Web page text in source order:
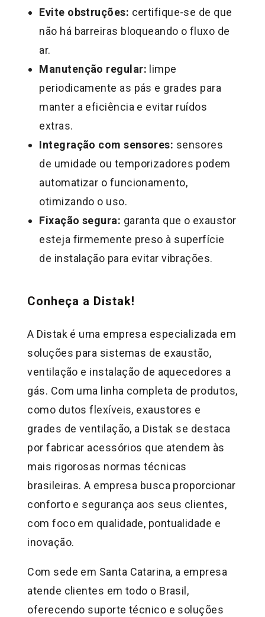
Evite obstruções: certifique-se de que
não há barreiras bloqueando o fluxo de
ar.
Manutenção regular: limpe
periodicamente as pás e grades para
manter a eficiência e evitar ruídos
extras.
Integração com sensores: sensores
de umidade ou temporizadores podem
automatizar o funcionamento,
otimizando o uso.
Fixação segura: garanta que o exaustor
esteja firmemente preso à superfície
de instalação para evitar vibrações.
Conheça a Distak!
A Distak é uma empresa especializada em
soluções para sistemas de exaustão,
ventilação e instalação de aquecedores a
gás. Com uma linha completa de produtos,
como dutos flexíveis, exaustores e
grades de ventilação, a Distak se destaca
por fabricar acessórios que atendem às
mais rigorosas normas técnicas
brasileiras. A empresa busca proporcionar
conforto e segurança aos seus clientes,
com foco em qualidade, pontualidade e
inovação.
Com sede em Santa Catarina, a empresa
atende clientes em todo o Brasil,
oferecendo suporte técnico e soluções